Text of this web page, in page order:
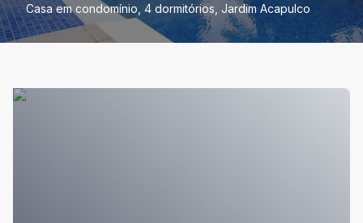
Casa em condomínio, 4 dormitórios, Jardim Acapulco